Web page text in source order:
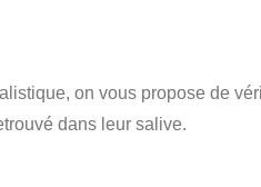
on vous propose de
dans leur salive.